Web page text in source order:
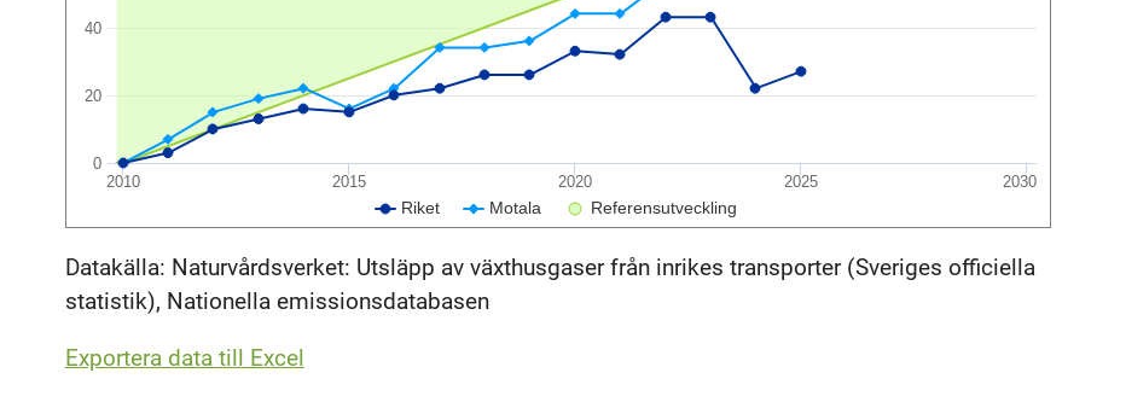
Riket Motala Referensutveckling
2010 2015 2020 2025 2030
0
20
40
Datakälla: Naturvårdsverket: Utsläpp av växthusgaser från inrikes transporter (Sveriges officiella
statistik), Nationella emissionsdatabasen
Exportera data till Excel